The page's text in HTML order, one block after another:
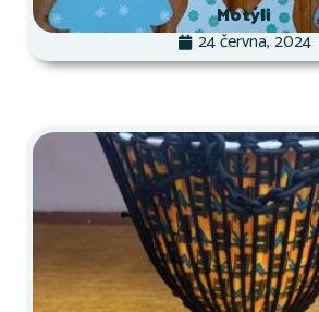
Motýli
24 června, 2024